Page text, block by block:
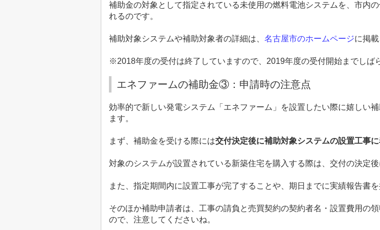
補助金の対象として指定されている未使用の燃料電池システムを、市内
れるのです。
補助対象システムや補助対象者の詳細は、 名古屋市のホームページに掲
※2018年度の受付は終了していますので、 2019年度の受付開始までしば
エネファームの補助金③：申請時の注意点
効率的で新しい発電システム「エネファーム」を設置したい際に嬉しい
ます。
まず、補助金を受ける際には交付決定後に補助対象システムの設置工事
対象のシステムが設置されている新築住宅を購入する際は、交付の決定
また、指定期間内に設置工事が完了することや、期日までに実績報告書
そのほか補助申請者は、工事の請負と売買契約の契約者名・設置費用の
ので、注意してくださいね。